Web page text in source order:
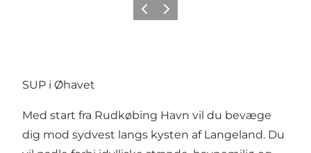
ForrigeNæste
SUP i Øhavet
Med start fra Rudkøbing Havn vil du bevæge
dig mod sydvest langs kysten af Langeland. Du